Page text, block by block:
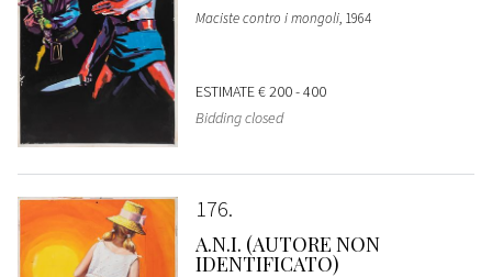
Maciste contro i mongoli, 1964
ESTIMATE€ 200 - 400
Bidding closed
176
A.N.I. (AUTORE NON
IDENTIFICATO)